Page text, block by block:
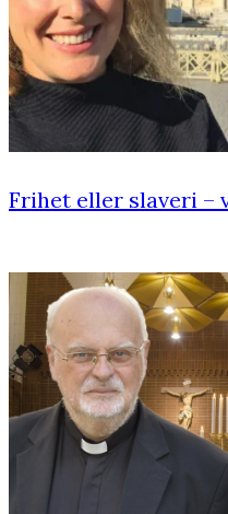
Frihet eller slaveri –